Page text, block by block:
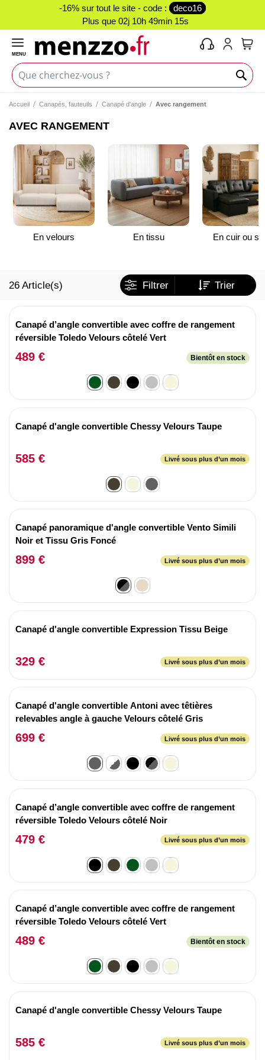
-16% sur tout le site - code :
deco16
Plus que 02j 10h 49min 15s
MENU
Accueil Canapés, fauteuils Canapé d'angle Avec rangement
AVEC RANGEMENT
En velours En tissu En cuir ou
26 Article(s) Filtrer Trier
Canapé d’angle convertible avec coffre de rangement
réversible Toledo Velours côtelé Vert
489 € Bientôt en stock
Canapé d'angle convertible Chessy Velours Taupe
585 € Livré sous plus d’un mois
Canapé panoramique d'angle convertible Vento Simili
Noir et Tissu Gris Foncé
899 € Livré sous plus d’un mois
Canapé d'angle convertible Expression Tissu Beige
329 € Livré sous plus d’un mois
Canapé d'angle convertible Antoni avec têtières
relevables angle à gauche Velours côtelé Gris
699 € Livré sous plus d’un mois
Canapé d’angle convertible avec coffre de rangement
réversible Toledo Velours côtelé Noir
479 € Livré sous plus d’un mois
Canapé d’angle convertible avec coffre de rangement
réversible Toledo Velours côtelé Vert
489 € Bientôt en stock
Canapé d'angle convertible Chessy Velours Taupe
585 € Livré sous plus d’un mois